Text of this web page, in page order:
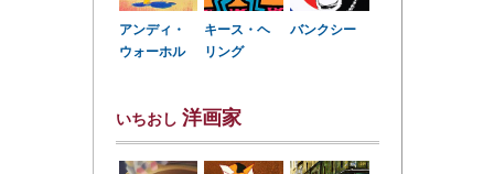
アンディ・
ウォーホル
キース・ヘ
リング
バンクシー
いちおし 洋画家